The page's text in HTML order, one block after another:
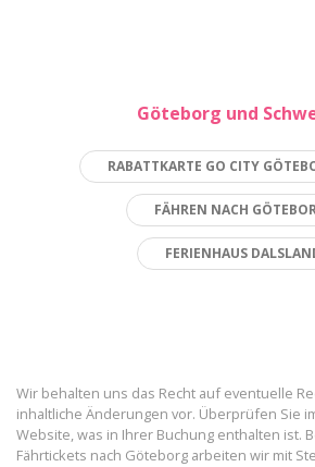
Göteborg und
RABATTKARTE GO CITY
FÄHREN NACH
FERIENHAUS
Wir behalten uns das Recht auf eventuelle
inhaltliche Änderungen vor. Überprüfen Sie
Website, was in Ihrer Buchung enthalten ist.
Fährtickets nach Göteborg arbeiten wir mit